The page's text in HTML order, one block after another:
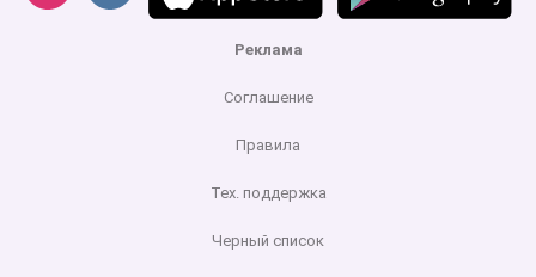
Реклама
Соглашение
Правила
Тех. поддержка
Черный список